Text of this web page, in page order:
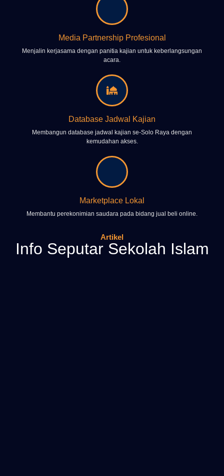
Media Partnership Profesional
Menjalin kerjasama dengan panitia kajian untuk keberlangsungan
acara.
Database Jadwal Kajian
Membangun database jadwal kajian se-Solo Raya dengan
kemudahan akses.
Marketplace Lokal
Membantu perekonimian saudara pada bidang jual beli online.
Artikel
Info Seputar Sekolah Islam